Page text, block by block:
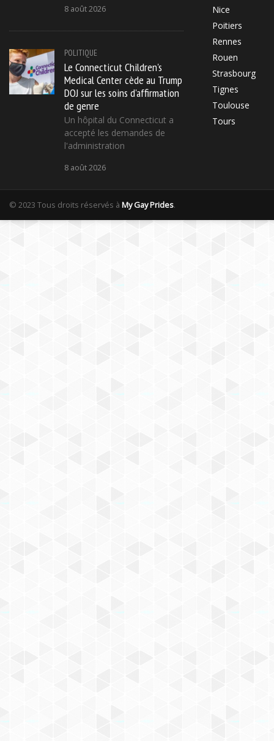
8 août 2026
POLITIQUE
Le Connecticut Children's
Medical Center cède au Trump
DOJ sur les soins d'affirmation
de genre
Un hôpital du Connecticut a
accepté les demandes de
l'administration
8 août 2026
Nice
Poitiers
Rennes
Rouen
Strasbourg
Tignes
Toulouse
Tours
© 2023 Tous droits réservés à My Gay Prides.